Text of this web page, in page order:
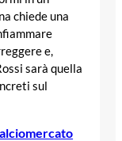
chiede una
e,
sarà quella
sul